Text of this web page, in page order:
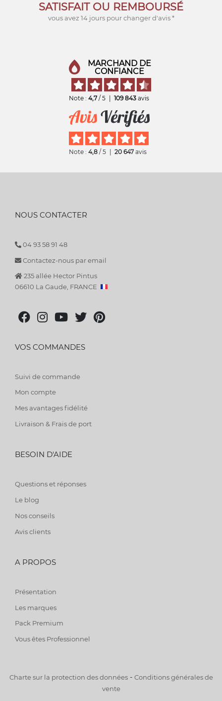
SATISFAIT OU REMBOURSÉ
vous avez 14 jours pour changer d'avis *
MARCHAND DE
CONFIANCE
Note : 4,7 / 5 109 843 avis
Note : 4,8 / 5 20 647 avis
NOUS CONTACTER
04 93 58 91 48
Contactez-nous par email
235 allée Hector Pintus
06610 La Gaude, FRANCE
VOS COMMANDES
Suivi de commande
Mon compte
Mes avantages fidélité
Livraison & Frais de port
BESOIN D'AIDE
Questions et réponses
Le blog
Nos conseils
Avis clients
A PROPOS
Présentation
Les marques
Pack Premium
Vous êtes Professionnel
Charte sur la protection des données- Conditions générales de
vente